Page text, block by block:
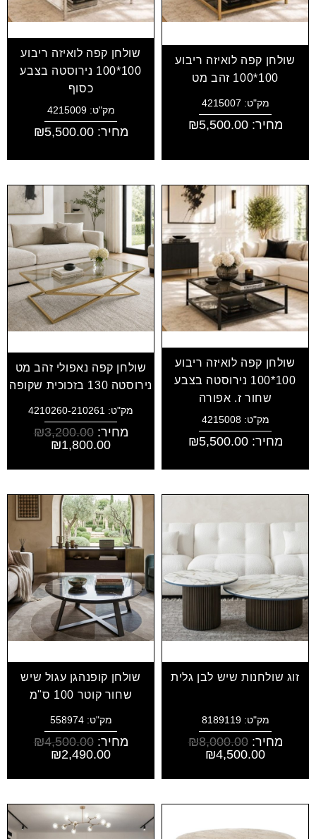
שולחן קפה לואיזה ריבוע
100*100 זהב מט
מק"ט: 4215007
מחיר: ₪5,500.00
שולחן קפה לואיזה ריבוע
100*100 נירוסטה בצבע
כסוף
מק"ט: 4215009
מחיר: ₪5,500.00
שולחן קפה לואיזה ריבוע
100*100 נירוסטה בצבע
שחור ז. אפורה
מק"ט: 4215008
מחיר: ₪5,500.00
שולחן קפה נאפולי זהב מט
נירוסטה 130 בזכוכית שקופה
מק"ט: 4210260-210261
מחיר: ₪3,200.00
₪1,800.00
זוג שולחנות שיש לבן גלית
מק"ט: 8189119
מחיר: ₪8,000.00
₪4,500.00
שולחן קופנהגן עגול שיש
שחור קוטר 100 ס"מ
מק"ט: 558974
מחיר: ₪4,500.00
₪2,490.00